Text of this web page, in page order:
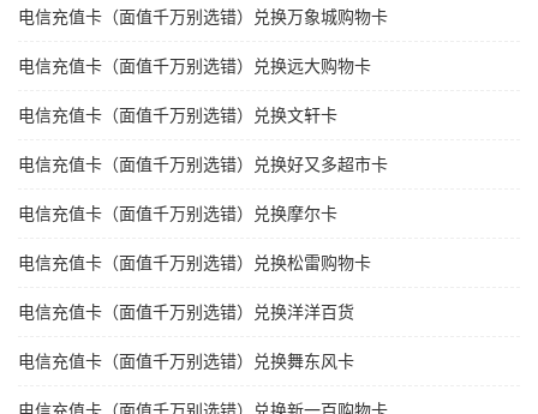
电信充值卡（面值千万别选错）兑换万象城购物卡
电信充值卡（面值千万别选错）兑换远大购物卡
电信充值卡（面值千万别选错）兑换文轩卡
电信充值卡（面值千万别选错）兑换好又多超市卡
电信充值卡（面值千万别选错）兑换摩尔卡
电信充值卡（面值千万别选错）兑换松雷购物卡
电信充值卡（面值千万别选错）兑换洋洋百货
电信充值卡（面值千万别选错）兑换舞东风卡